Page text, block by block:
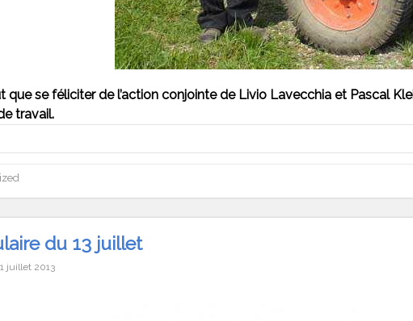
que se féliciter de l’action conjointe de Livio Lavecchia et Pascal
travail.
du 13 juillet
1 juillet 2013